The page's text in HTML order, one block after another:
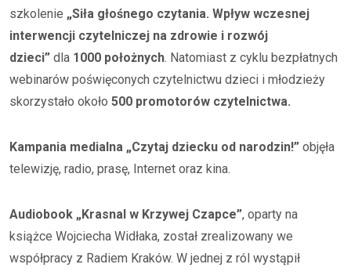
szkolenie „Siła głośnego czytania. Wpływ wczesnej
interwencji czytelniczej na zdrowie i rozwój
dzieci” dla 1000 położnych. Natomiast z cyklu bezpłatnych
webinarów poświęconych czytelnictwu dzieci i młodzieży
skorzystało około 500 promotorów czytelnictwa.
Kampania medialna „Czytaj dziecku od narodzin!” objęła
telewizję, radio, prasę, Internet oraz kina.
Audiobook „Krasnal w Krzywej Czapce”, oparty na
książce Wojciecha Widłaka, został zrealizowany we
współpracy z Radiem Kraków. W jednej z ról wystąpił